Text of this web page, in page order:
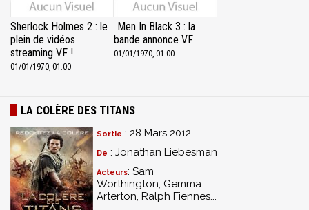
Sherlock Holmes 2 : le
plein de vidéos
streaming VF !
01/01/1970, 01:00
Men In Black 3 : la
bande annonce VF
01/01/1970, 01:00
LA COLÈRE DES TITANS
Sortie : 28 Mars 2012
De : Jonathan Liebesman
Acteurs: Sam
Worthington, Gemma
Arterton, Ralph Fiennes...